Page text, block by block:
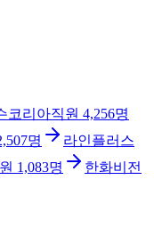
코리아직원 4,256명
명
라인플러스
1,083명
한화비전